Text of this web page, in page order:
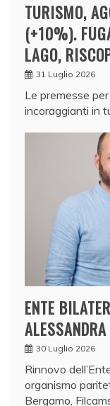
TURISMO,
(+10%).
LAGO,
31 Luglio 2026
Le premesse
incoraggianti in
ENTE
30 Luglio 2026
Rinnovo
organismo
Bergamo,